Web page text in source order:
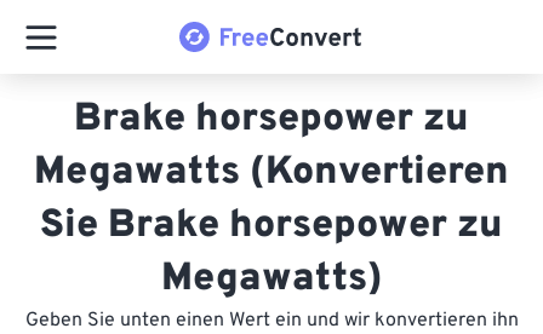
Brake horsepower zu
Megawatts (Konvertieren
Sie Brake horsepower zu
Megawatts)
Geben Sie unten einen Wert ein und wir konvertieren ihn